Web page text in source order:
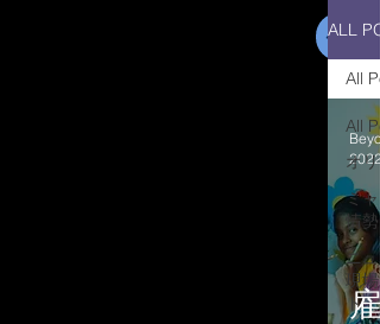
ALL
All
オリ
ミャ
情勢
ニュ
現場
ト
All